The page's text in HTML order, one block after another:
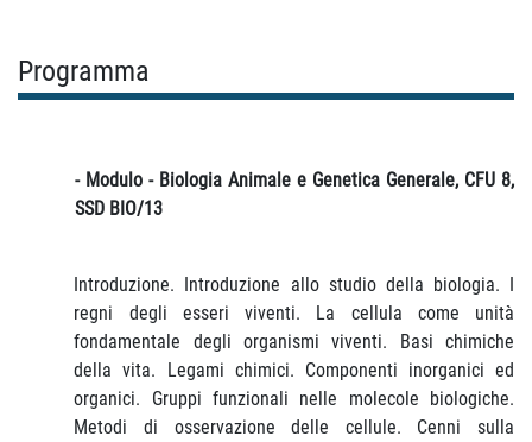
Programma
- Modulo - Biologia Animale e Genetica Generale, CFU 8,
SSD BIO/13
Introduzione. Introduzione allo studio della biologia. I
regni degli esseri viventi. La cellula come unità
fondamentale degli organismi viventi. Basi chimiche
della vita. Legami chimici. Componenti inorganici ed
organici. Gruppi funzionali nelle molecole biologiche.
Metodi di osservazione delle cellule. Cenni sulla